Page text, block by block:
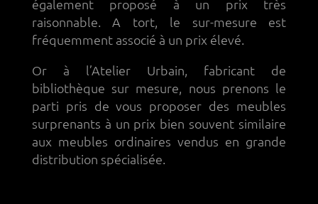
également proposé à un prix très
raisonnable. A tort, le sur-mesure est
fréquemment associé à un prix élevé.
Or à l’Atelier Urbain, fabricant de
bibliothèque sur mesure, nous prenons le
parti pris de vous proposer des meubles
surprenants à un prix bien souvent similaire
aux meubles ordinaires vendus en grande
distribution spécialisée.